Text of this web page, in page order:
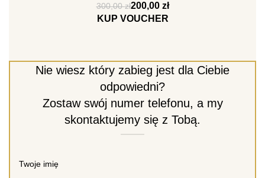
300,00zł200,00 zł
KUP VOUCHER
Nie wiesz który zabieg jest dla Ciebie
odpowiedni?
Zostaw swój numer telefonu, a my
skontaktujemy się z Tobą.